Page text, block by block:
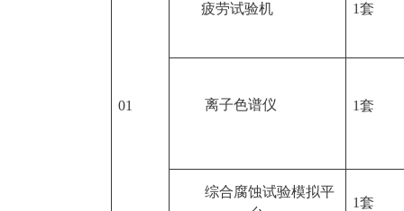
01
疲劳试验机 1套
离子色谱仪 1套
综合腐蚀试验模拟平
1套